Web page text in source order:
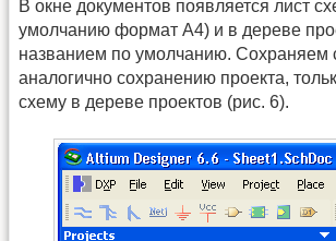
В окне документов появляется лист
умолчанию формат А4) и в дереве
названием по умолчанию. Сохраняем
аналогично сохранению проекта,
схему в дереве проектов (рис. 6).